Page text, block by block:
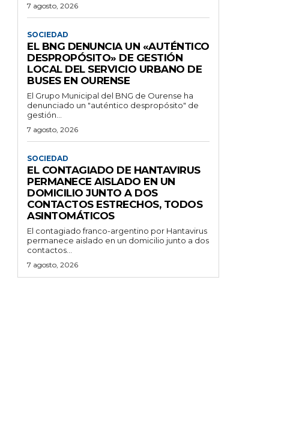
7 agosto, 2026
SOCIEDAD
EL BNG DENUNCIA UN «AUTÉNTICO
DESPROPÓSITO» DE GESTIÓN
LOCAL DEL SERVICIO URBANO DE
BUSES EN OURENSE
El Grupo Municipal del BNG de Ourense ha
denunciado un "auténtico despropósito" de
gestión...
7 agosto, 2026
SOCIEDAD
EL CONTAGIADO DE HANTAVIRUS
PERMANECE AISLADO EN UN
DOMICILIO JUNTO A DOS
CONTACTOS ESTRECHOS, TODOS
ASINTOMÁTICOS
El contagiado franco-argentino por Hantavirus
permanece aislado en un domicilio junto a dos
contactos...
7 agosto, 2026